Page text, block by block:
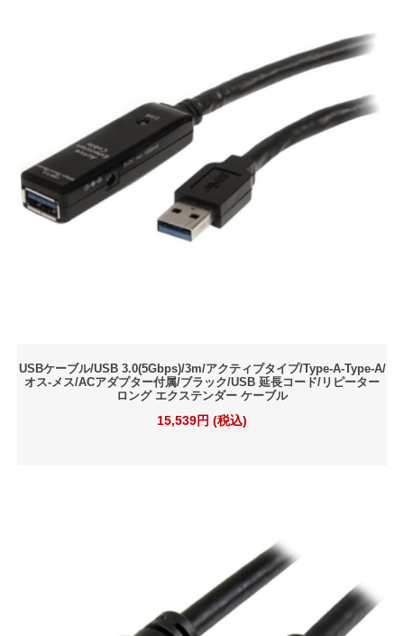
USBケーブル/USB 3.0(5Gbps)/3m/アクティブタイプ/Type-A-Type-A/
オス-メス/ACアダプター付属/ブラック/USB 延長コード/リピーター
ロング エクステンダー ケーブル
15,539円 (税込)